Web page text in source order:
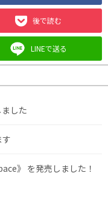
後で読む
LINEで送る
した
》 を発売しました！